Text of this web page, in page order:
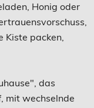
Honig oder
Kiste packen,
das
mit wechselnde